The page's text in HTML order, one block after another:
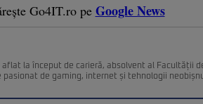
Go4IT.ro pe Google News
la început de carieră, absolvent al Facultății
pasionat de gaming, internet și tehnologii